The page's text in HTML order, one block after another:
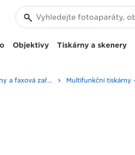
Objektivy Tiskárny a skenery
Firemní tiskárny a faxová zařízení